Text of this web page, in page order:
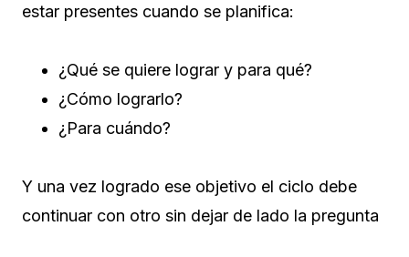
estar presentes cuando se planifica:
¿Qué se quiere lograr y para qué?
¿Cómo lograrlo?
¿Para cuándo?
Y una vez logrado ese objetivo el ciclo debe
continuar con otro sin dejar de lado la pregunta